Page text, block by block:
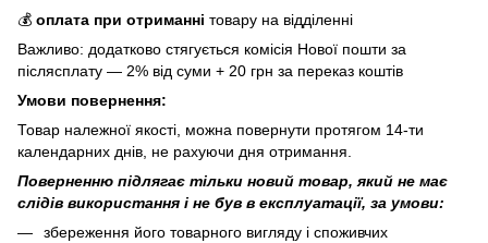
💰 оплата при отриманні товару на відділенні
Важливо: додатково стягується комісія Нової пошти за
післясплату — 2% від суми + 20 грн за переказ коштів
Умови повернення:
Товар належної якості, можна повернути протягом 14-ти
календарних днів, не рахуючи дня отримання.
Поверненню підлягає тільки новий товар, який не має
слідів використання і не був в експлуатації, за умови:
збереження його товарного вигляду і споживчих